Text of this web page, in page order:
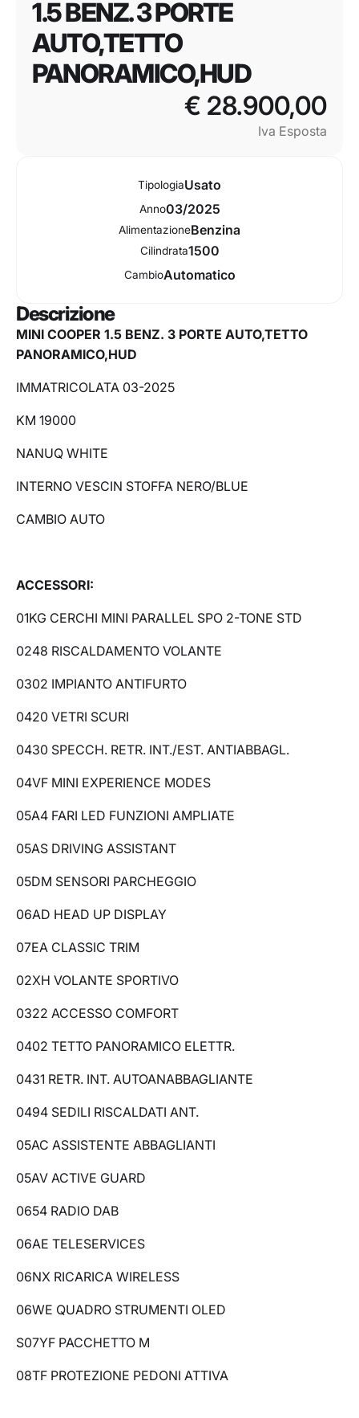
1.5 BENZ. 3 PORTE
AUTO,TETTO
PANORAMICO,HUD
€ 28.900,00
Iva Esposta
TipologiaUsato
Anno03/2025
AlimentazioneBenzina
Cilindrata1500
CambioAutomatico
Descrizione
MINI COOPER 1.5 BENZ. 3 PORTE AUTO,TETTO
PANORAMICO,HUD
IMMATRICOLATA 03-2025
KM 19000
NANUQ WHITE
INTERNO VESCIN STOFFA NERO/BLUE
CAMBIO AUTO
ACCESSORI:
01KG CERCHI MINI PARALLEL SPO 2-TONE STD
0248 RISCALDAMENTO VOLANTE
0302 IMPIANTO ANTIFURTO
0420 VETRI SCURI
0430 SPECCH. RETR. INT./EST. ANTIABBAGL.
04VF MINI EXPERIENCE MODES
05A4 FARI LED FUNZIONI AMPLIATE
05AS DRIVING ASSISTANT
05DM SENSORI PARCHEGGIO
06AD HEAD UP DISPLAY
07EA CLASSIC TRIM
02XH VOLANTE SPORTIVO
0322 ACCESSO COMFORT
0402 TETTO PANORAMICO ELETTR.
0431 RETR. INT. AUTOANABBAGLIANTE
0494 SEDILI RISCALDATI ANT.
05AC ASSISTENTE ABBAGLIANTI
05AV ACTIVE GUARD
0654 RADIO DAB
06AE TELESERVICES
06NX RICARICA WIRELESS
06WE QUADRO STRUMENTI OLED
S07YF PACCHETTO M
08TF PROTEZIONE PEDONI ATTIVA